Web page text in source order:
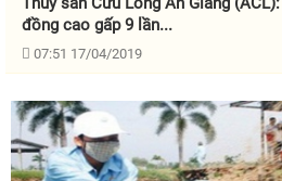
đồng cao gấp 9 lần...
07:51 17/04/2019